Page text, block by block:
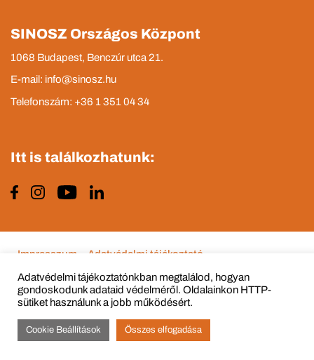
SINOSZ Országos Központ
1068 Budapest, Benczúr utca 21.
E-mail: info@sinosz.hu
Telefonszám: +36 1 351 04 34
Itt is találkozhatunk:
© Copyright 2015 - 2022 All Rights Reserved
Impresszum Adatvédelmi tájékoztató
Adatvédelmi tájékoztatónkban megtalálod, hogyan
gondoskodunk adataid védelméről. Oldalainkon HTTP-
sütiket használunk a jobb működésért.
Cookie Beállítások Összes elfogadása